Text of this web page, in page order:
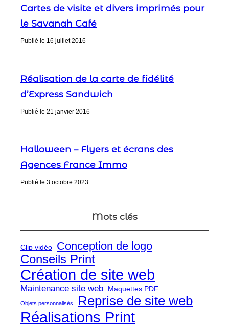
Cartes de visite et divers imprimés pour
le Savanah Café
Publié le 16 juillet 2016
Réalisation de la carte de fidélité
d’Express Sandwich
Publié le 21 janvier 2016
Halloween – Flyers et écrans des
Agences France Immo
Publié le 3 octobre 2023
Mots clés
Clip vidéo Conception de logo
Conseils Print
Création de site web
Maintenance site web Maquettes PDF
Objets personnalisés Reprise de site web
Réalisations Print